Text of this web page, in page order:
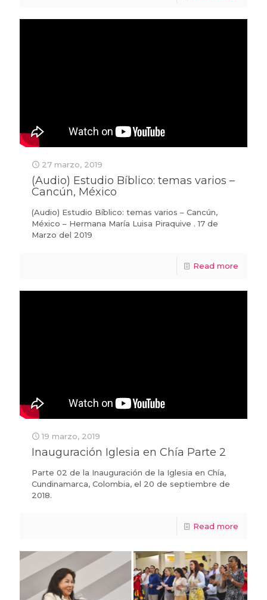
27 marzo, 2019
(Audio) Estudio Bíblico: temas varios –
Cancún, México
(Audio) Estudio Bíblico: temas varios – Cancún,
México – Hermana María Luisa Piraquive . 17 de
Marzo del 2019
Read more
19 marzo, 2019
Inauguración Iglesia en Chía Parte 2
Parte 02 de la Inauguración de la Iglesia en Chía,
Cundinamarca, Colombia, el 20 de septiembre de
2018.
Read more